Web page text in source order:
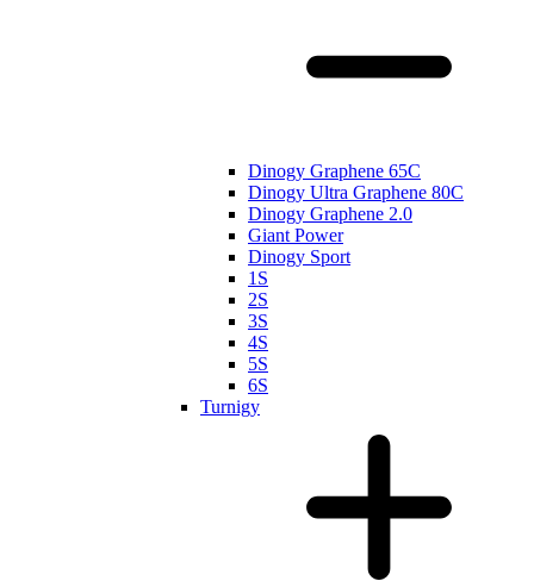
Dinogy Graphene 65C
Dinogy Ultra Graphene 80C
Dinogy Graphene 2.0
Giant Power
Dinogy Sport
1S
2S
3S
4S
5S
6S
Turnigy